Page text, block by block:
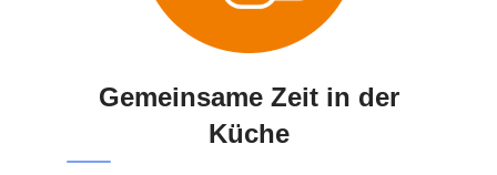
Gemeinsame Zeit in der
Küche